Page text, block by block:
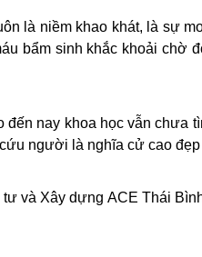
là niềm khao khát, là sự
bẩm sinh khắc khoải
nay khoa học vẫn chưa
người là nghĩa cử cao
và Xây dựng ACE Thái